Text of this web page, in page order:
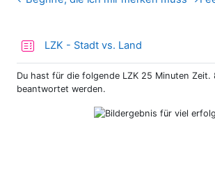
LZK - Stadt vs. Land
Du hast für die folgende LZK 25 Minuten Zeit.
beantwortet werden.